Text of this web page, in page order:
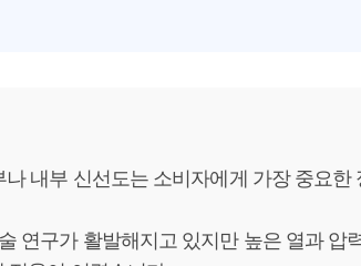
내부 신선도는 소비자에게 가장 중요한
연구가 활발해지고 있지만 높은 열과 압